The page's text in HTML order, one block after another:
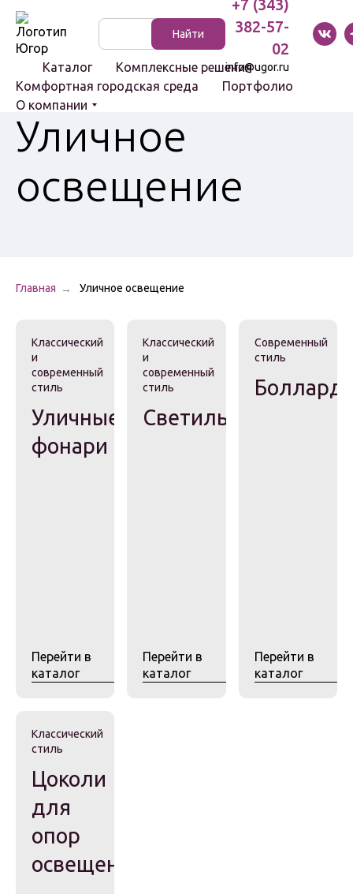
Найти
+7 (343)
382-57-
02
info@ugor.ru
Каталог
комплексы
Скамейки
Вазоны
Урны для мусора
Велопарковки
Ограждения
Комплексные решения
Комфортная городская среда
Портфолио
О компании
Указатели
и стенды
Уличное
освещение
Главная Уличное освещение
Классический
и
современный
стиль
Уличные
фонари
Перейти в
каталог
Классический
и
современный
стиль
Светильники
Перейти в
каталог
Современный
стиль
Перейти в
каталог
Классический
стиль
Цоколи
для
опор
освещения